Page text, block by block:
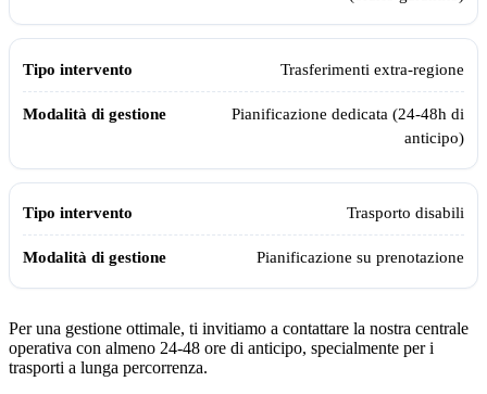
Trasferimenti extra-regione
Pianificazione dedicata (24-48h di
anticipo)
Trasporto disabili
Pianificazione su prenotazione
Per una gestione ottimale, ti invitiamo a contattare la nostra centrale
operativa con almeno 24-48 ore di anticipo, specialmente per i
trasporti a lunga percorrenza.